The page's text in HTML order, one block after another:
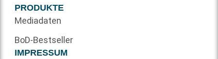
PRODUKTE
Mediadaten
BoD-Bestseller
IMPRESSUM